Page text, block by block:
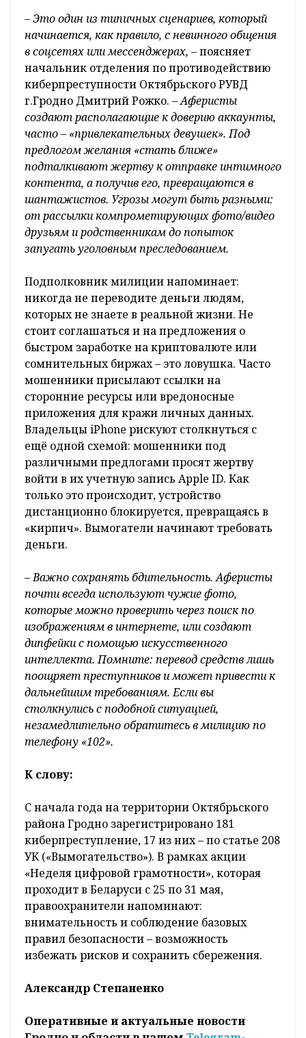
– Это один из типичных сценариев, который
начинается, как правило, с невинного общения
в соцсетях или мессенджерах, –поясняет
начальник отделения по противодействию
киберпреступности Октябрьского РУВД
г.Гродно Дмитрий Рожко. – Аферисты
создают располагающие к доверию аккаунты,
часто – «привлекательных девушек». Под
предлогом желания «стать ближе»
подталкивают жертву к отправке интимного
контента, а получив его, превращаются в
шантажистов. Угрозы могут быть разными:
от рассылки компрометирующих фото/видео
друзьям и родственникам до попыток
запугать уголовным преследованием.
Подполковник милиции напоминает:
никогда не переводите деньги людям,
которых не знаете в реальной жизни. Не
стоит соглашаться и на предложения о
быстром заработке на криптовалюте или
сомнительных биржах – это ловушка. Часто
мошенники присылают ссылки на
сторонние ресурсы или вредоносные
приложения для кражи личных данных.
Владельцы iPhone рискуют столкнуться с
ещё одной схемой: мошенники под
различными предлогами просят жертву
войти в их учетную запись Apple ID. Как
только это происходит, устройство
дистанционно блокируется, превращаясь в
«кирпич». Вымогатели начинают требовать
деньги.
– Важно сохранять бдительность. Аферисты
почти всегда используют чужие фото,
которые можно проверить через поиск по
изображениям в интернете, или создают
дипфейки с помощью искусственного
интеллекта. Помните: перевод средств лишь
поощряет преступников и может привести к
дальнейшим требованиям. Если вы
столкнулись с подобной ситуацией,
незамедлительно обратитесь в милицию по
телефону «102».
К слову:
С начала года на территории Октябрьского
района Гродно зарегистрировано 181
киберпреступление, 17 из них – по статье 208
УК («Вымогательство»). В рамках акции
«Неделя цифровой грамотности», которая
проходит в Беларуси с 25 по 31 мая,
правоохранители напоминают:
внимательность и соблюдение базовых
правил безопасности – возможность
избежать рисков и сохранить сбережения.
Александр Степаненко
Оперативные и актуальные новости